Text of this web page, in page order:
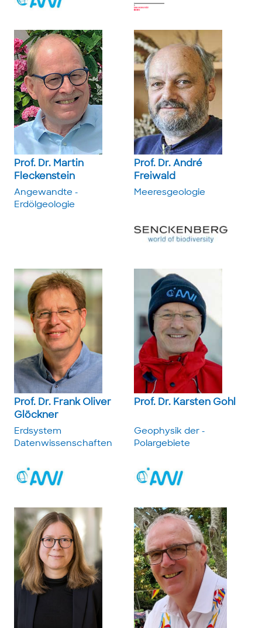
Prof. Dr. Martin
Fleckenstein
Angewandte ­
Erdölgeologie
Prof. Dr. André
Freiwald
Meeres­geologie
Prof. Dr. Frank Oliver
Glöckner
Erdsystem
Datenwissenschaften
Prof. Dr. Karsten Gohl
Geophysik der ­
Polargebiete